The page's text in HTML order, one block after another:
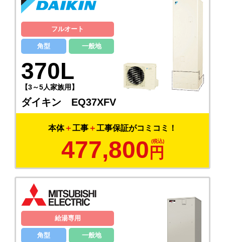
フルオート
角型 一般地
370L
【3～5人家族用】
ダイキン EQ37XFV
本体＋工事 ＋工事保証がコミコミ！
477,800 円
給湯専用
角型 一般地